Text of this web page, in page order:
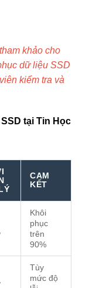
khảo cho
dữ liệu SSD
kiểm tra và
tại Tin Học
CAM
KẾT
Khôi
phục
trên
90%
Tùy
mức độ